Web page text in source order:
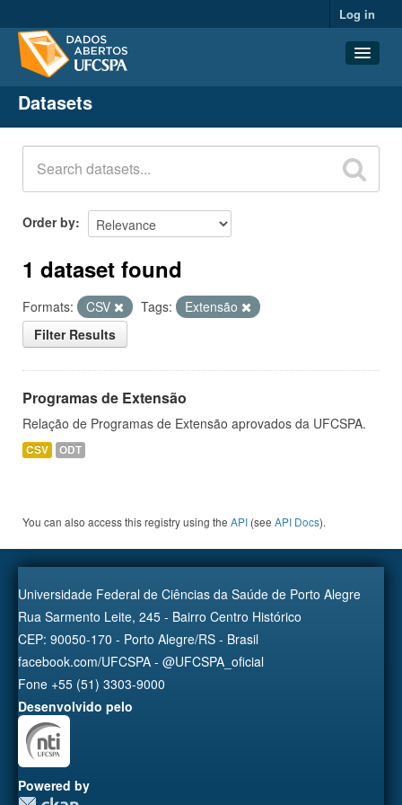
Log in
Datasets
Organizations
Groups
About
Datasets
Order by
1 dataset found
Formats: CSV Tags:
Extensão
Filter Results
Programas de Extensão
Relação de Programas de Extensão aprovados da UFCSPA.
CSV ODT
You can also access this registry using the API (see API Docs).
Universidade Federal de Ciências da Saúde de Porto Alegre
Rua Sarmento Leite, 245 - Bairro Centro Histórico
CEP: 90050-170 - Porto Alegre/RS - Brasil
facebook.com/UFCSPA - @UFCSPA_oficial
Fone +55 (51) 3303-9000
Desenvolvido pelo
Powered by